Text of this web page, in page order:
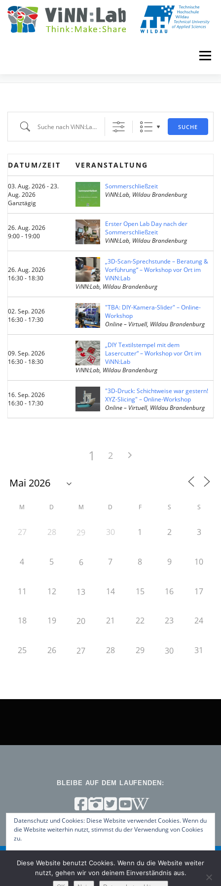
Zum
Inhalt
springen
Menü
EVENTS WIKI UNIVERSITY COURSES
BOOKING IMPRINT
Suche nach ViNN:Lab Events
SUCHE
DATUM/ZEIT VERANSTALTUNG
03. Aug. 2026 - 23.
Aug. 2026
Ganztägig
Sommerschließzeit
ViNN:Lab, Wildau Brandenburg
26. Aug. 2026
9:00 - 19:00
Erster Open Lab Day nach der
Sommerschließzeit
ViNN:Lab, Wildau Brandenburg
26. Aug. 2026
16:30 - 18:30
„3D-Scan-Sprechstunde – Beratung &
Vorführung“ – Workshop vor Ort im
ViNN:Lab
ViNN:Lab, Wildau Brandenburg
02. Sep. 2026
16:30 - 17:30
"TBA: DIY-Kamera-Slider" – Online-
Workshop
Online – Virtuell, Wildau Brandenburg
09. Sep. 2026
16:30 - 18:30
„DIY Textilstempel mit dem
Lasercutter“ – Workshop vor Ort im
ViNN:Lab
ViNN:Lab, Wildau Brandenburg
16. Sep. 2026
16:30 - 17:30
"3D-Druck: Schichtweise war gestern!
XYZ-Slicing" – Online-Workshop
Online – Virtuell, Wildau Brandenburg
1 2
M D M D F S S
27 28 29 30 1 2 3
4 5 6 7 8 9 10
11 12 13 14 15 16 17
18 19 20 21 22 23 24
25 26 27 28 29 30 31
BLEIBE AUF DEM LAUFENDEN:
Copyright © 2026 ViNN:Log – Blog des ViNN:Lab –
OnePress
Theme von FameThemes
Datenschutz und Cookies: Diese Website verwendet Cookies. Wenn du
die Website weiterhin nutzt, stimmst du der Verwendung von Cookies
zu.
findest du hier:Datenschutz-Richtlinie
Diese Website benutzt Cookies. Wenn du die Website weiter
nutzt, gehen wir von deinem Einverständnis aus.